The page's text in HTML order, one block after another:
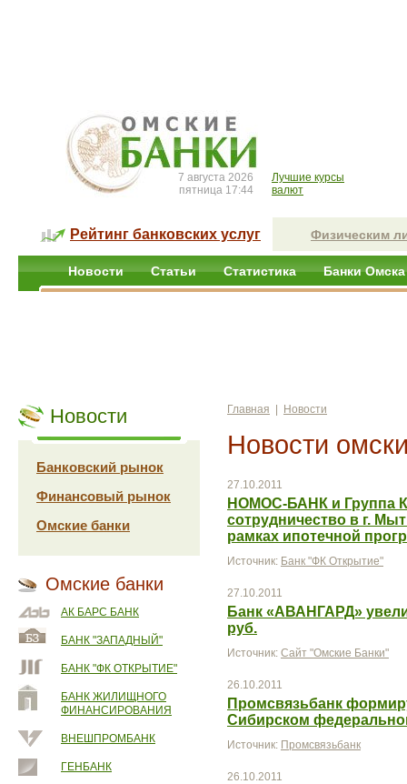
7 августа 2026
пятница 17:44
Лучшие курсы
валют
Рейтинг банковских услуг Физическим
Новости Статьи Статистика Банки Омска
Новости
Банковский рынок
Финансовый рынок
Омские банки
Омские банки
АК БАРС БАНК
БАНК "ЗАПАДНЫЙ"
БАНК "ФК ОТКРЫТИЕ"
БАНК ЖИЛИЩНОГО
ФИНАНСИРОВАНИЯ
ВНЕШПРОМБАНК
ГЕНБАНК
Главная Новости
Новости
27.10.2011
НОМОС-БАНК и Группа
сотрудничество в г.
рамках ипотечной
Источник: Банк "ФК Открытие"
27.10.2011
Банк «АВАНГАРД»
руб.
Источник: Сайт "Омские Банки"
26.10.2011
Промсвязьбанк
Сибирском
Источник: Промсвязьбанк
26.10.2011